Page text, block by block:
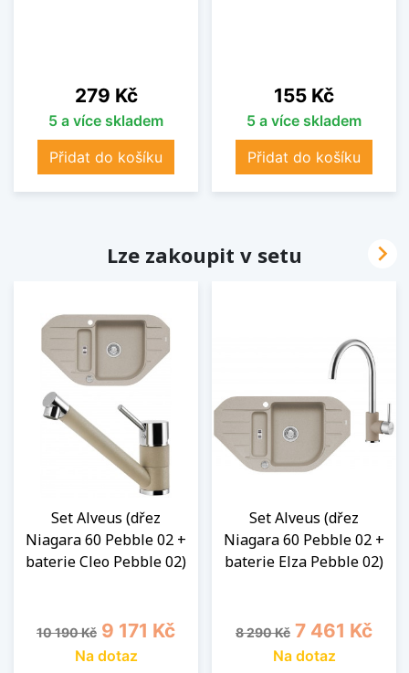
Cena
279 Kč
5 a více skladem
Přidat do košíku
Cena
155 Kč
5 a více skladem
Přidat do košíku
Lze zakoupit v setu
Set Alveus (dřez
Niagara 60 Pebble 02 +
baterie Cleo Pebble 02)
Běžná cena
10 190 Kč Cena
9 171 Kč
Na dotaz
Set Alveus (dřez
Niagara 60 Pebble 02 +
baterie Elza Pebble 02)
Běžná cena
8 290 Kč Cena
7 461 Kč
Na dotaz
